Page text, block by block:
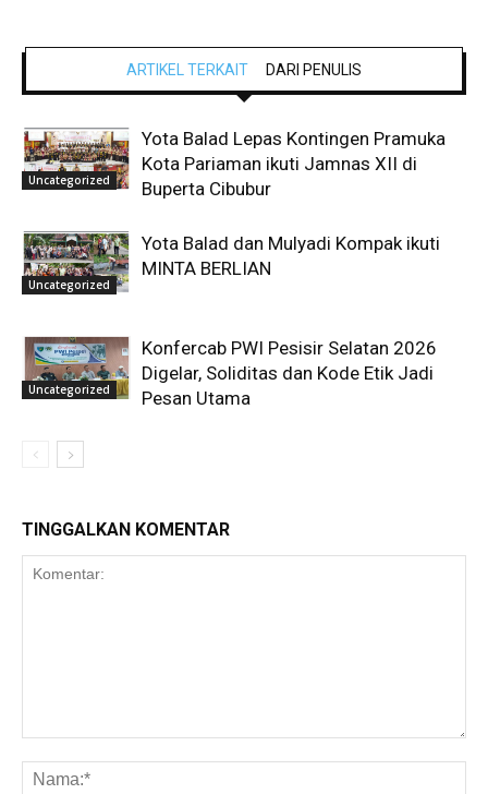
ARTIKEL TERKAIT DARI PENULIS
Uncategorized
Yota Balad Lepas Kontingen Pramuka
Kota Pariaman ikuti Jamnas XII di
Buperta Cibubur
Uncategorized
Yota Balad dan Mulyadi Kompak ikuti
MINTA BERLIAN
Uncategorized
Konfercab PWI Pesisir Selatan 2026
Digelar, Soliditas dan Kode Etik Jadi
Pesan Utama
TINGGALKAN KOMENTAR